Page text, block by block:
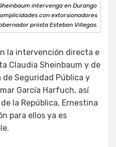
intervenga en Durango
con extorsionadores
priista Esteban Villegas.
la intervención directa e
Claudia Sheinbaum y de
Seguridad Pública y
García Harfuch, así
la República, Ernestina
para ellos ya es